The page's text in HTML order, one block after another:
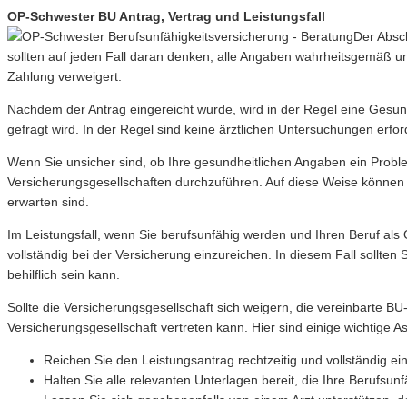
OP-Schwester BU Antrag, Vertrag und Leistungsfall
Der
sollten auf jeden Fall daran denken, alle Angaben wahrheitsgemäß
Zahlung verweigert.
Nachdem der Antrag eingereicht wurde, wird in der Regel eine
gefragt wird. In der Regel sind keine ärztlichen Untersuchungen
Wenn Sie unsicher sind, ob Ihre gesundheitlichen Angaben ein
Versicherungsgesellschaften durchzuführen. Auf diese Weise
erwarten sind.
Im Leistungsfall, wenn Sie berufsunfähig werden und Ihren Beruf
vollständig bei der Versicherung einzureichen. In diesem Fall
behilflich sein kann.
Sollte die Versicherungsgesellschaft sich weigern, die vereinbarte
Versicherungsgesellschaft vertreten kann. Hier sind einige wichtige
Reichen Sie den Leistungsantrag rechtzeitig und vollständig
Halten Sie alle relevanten Unterlagen bereit, die Ihre